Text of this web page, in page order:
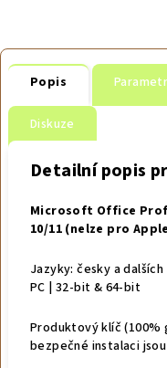
Popis
Diskuze
Detailní popis
Microsoft Office
10/11 (nelze pro
Jazyky: česky a
PC | 32-bit & 64-bit
Produktový klíč (100%
bezpečné instalaci